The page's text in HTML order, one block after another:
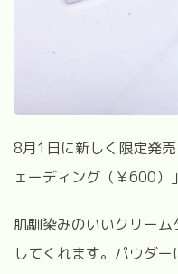
8月1 日に新しく限定発
ェーディング（￥600）
肌馴染みのいいクリー
してくれます。パウダ